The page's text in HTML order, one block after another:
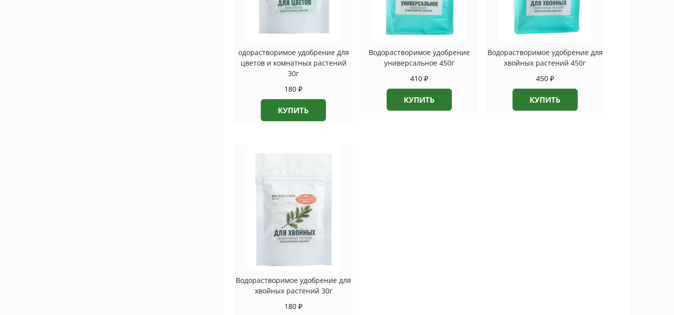
одорастворимое удобрение для
цветов и комнатных растений
30г
180₽
КУПИТЬ
Водорастворимое удобрение
универсальное 450г
410 ₽
КУПИТЬ
Водорастворимое удобрение для
хвойных растений 450г
450 ₽
КУПИТЬ
Водорастворимое удобрение для
хвойных растений 30г
180₽